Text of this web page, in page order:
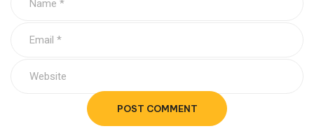
POST COMMENT